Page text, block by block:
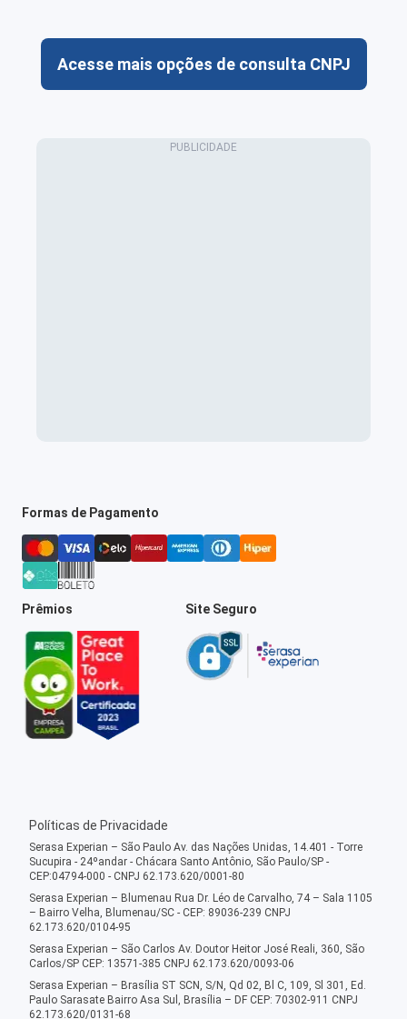
Acesse mais opções de consulta CNPJ
Formas de Pagamento
Prêmios Site Seguro
Políticas de Privacidade
Serasa Experian – São Paulo Av. das Nações Unidas, 14.401 - Torre
Sucupira - 24ºandar - Chácara Santo Antônio, São Paulo/SP -
CEP:04794-000 - CNPJ 62.173.620/0001-80
Serasa Experian – Blumenau Rua Dr. Léo de Carvalho, 74 – Sala 1105
– Bairro Velha, Blumenau/SC - CEP: 89036-239 CNPJ
62.173.620/0104-95
Serasa Experian – São Carlos Av. Doutor Heitor José Reali, 360, São
Carlos/SP CEP: 13571-385 CNPJ 62.173.620/0093-06
Serasa Experian – Brasília ST SCN, S/N, Qd 02, Bl C, 109, Sl 301, Ed.
Paulo Sarasate Bairro Asa Sul, Brasília – DF CEP: 70302-911 CNPJ
62.173.620/0131-68